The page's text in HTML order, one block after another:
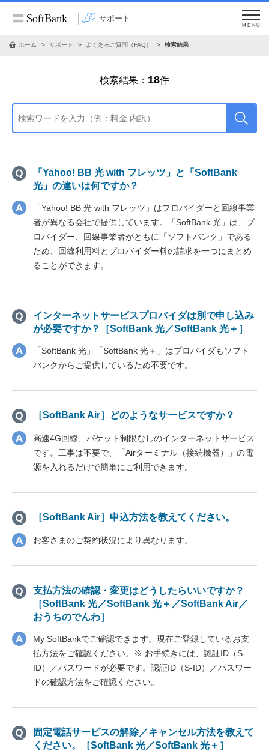
サポート
MENU
ホーム サポート よくあるご質問（FAQ） 検索結果
検索結果： 18件
「Yahoo! BB 光 with フレッツ」と「SoftBank
光」の違いは何ですか？
「Yahoo! BB 光 with フレッツ」はプロバイダーと回線事業
者が異なる会社で提供しています。「SoftBank 光」は、プ
ロバイダー、回線事業者がともに「ソフトバンク」である
ため、回線利用料とプロバイダー料の請求を一つにまとめ
ることができます。
インターネットサービスプロバイダは別で申し込み
が必要ですか？［SoftBank 光／SoftBank 光＋］
「SoftBank 光」「SoftBank 光＋」はプロバイダもソフト
バンクからご提供しているため不要です。
［SoftBank Air］どのようなサービスですか？
高速4G回線、パケット制限なしのインターネットサービス
です。工事は不要で、「Airターミナル（接続機器）」の電
源を入れるだけで簡単にご利用できます。
［SoftBank Air］申込方法を教えてください。
お客さまのご契約状況により異なります。
支払方法の確認・変更はどうしたらいいですか？
［SoftBank 光／SoftBank 光＋／SoftBank Air／
おうちのでんわ］
My SoftBankでご確認できます。現在ご登録しているお支
払方法をご確認ください。※ お手続きには、認証ID（S-
ID）／パスワードが必要です。認証ID（S-ID）／パスワー
ドの確認方法をご確認ください。
固定電話サービスの解除／キャンセル方法を教えて
ください。［SoftBank 光／SoftBank 光＋］